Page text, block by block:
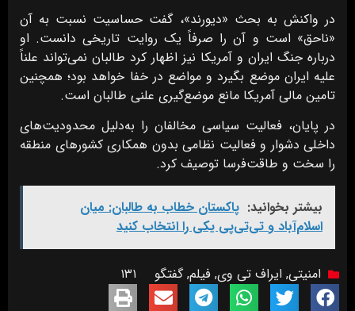
در واکنش به بحث «دیورند»، گفت حساسیت نسبت به آن
«ناحق» است و آن را صرفاً یک روایت تاریخی دانست. او
درباره جنگ ایران و آمریکا نیز اظهار کرد طالبان نمی‌تواند علناً
علیه ایران موضع بگیرد و مواضع در خفا خواهد بود؛ همچنین
تامین مالی آمریکا مانع موضع‌گیری علنی طالبان است.
در پایان، فعالیت سیاسی مخالفان را به‌دلیل محدودیت‌های
داخلی دشوار و فعالیت نظامی بدون همکاری کشورهای منطقه
را سخت و طاقت‌فرسا توصیف کرد.
بیشتر بخوانید: پاکستان خطاب به طالبان: میان
اسلام‌آباد و تی‌تی‌پی یکی را انتخاب کنید
امنیتی, ایراف تی وی, فیلم,گفتگو ۱۳۱